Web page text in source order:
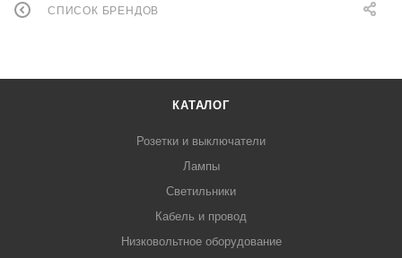
СПИСОК БРЕНДОВ
КАТАЛОГ
Розетки и выключатели
Лампы
Светильники
Кабель и провод
Низковольтное оборудование